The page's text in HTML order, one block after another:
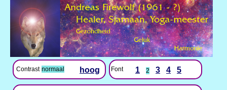
Contrast normaal hoog Font 1 2 3 4 5